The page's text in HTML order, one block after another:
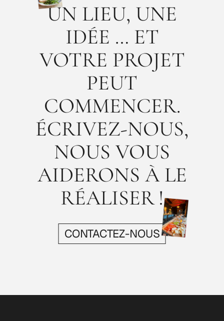
UN LIEU, UNE
IDÉE … ET
VOTRE PROJET
PEUT
COMMENCER.
ÉCRIVEZ-NOUS,
NOUS VOUS
AIDERONS À LE
RÉALISER !
CONTACTEZ-NOUS